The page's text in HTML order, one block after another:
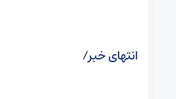
انتهای خبر/